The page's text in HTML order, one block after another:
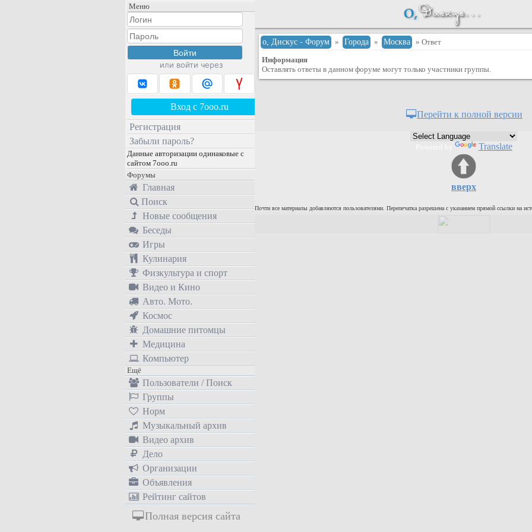
Меню
или войти через
Вход с 7ooo.ru
Регистрация
Забыли пароль?
Данные авторизации одинаковые с
сайтом 7ooo.ru
Форумы
Главная
Поиск
Новые сообщения
Беседы
Игры
Кулинария
Физкультура и спорт
Видео и Кино
Авто. Мото.
Космос
Домашние питомцы
Медицина
Компьютер
Ещё
Пользователи / Поиск
Группы
Норм
Музыкальный архив
Видео архив
Дело
Организации
Объявления
Рейтинг сайтов
Полная версия сайта
о, Дискус - Форум » Города » Москва » Ответ
Информация
Оставлять ответы в данном форуме могут только участники группы.
Перейти к полной версии
Translate
вверх
Почти все материалы добавляются пользователями. Перепечатка разрешена с указанием прямой ссылки на